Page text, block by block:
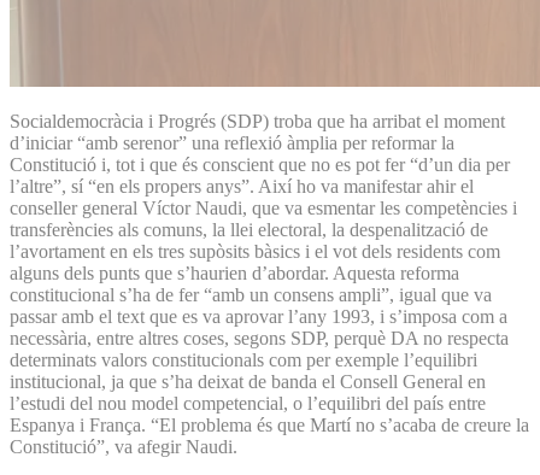
Socialdemocràcia i Progrés (SDP) troba que ha arribat el moment
d’iniciar “amb serenor” una reflexió àmplia per reformar la
Constitució i, tot i que és conscient que no es pot fer “d’un dia per
l’altre”, sí “en els propers anys”. Així ho va manifestar ahir el
conseller general Víctor Naudi, que va esmentar les competències i
transferències als comuns, la llei electoral, la despenalització de
l’avortament en els tres supòsits bàsics i el vot dels residents com
alguns dels punts que s’haurien d’abordar. Aquesta reforma
constitucional s’ha de fer “amb un consens ampli”, igual que va
passar amb el text que es va aprovar l’any 1993, i s’imposa com a
necessària, entre altres coses, segons SDP, perquè DA no respecta
determinats valors constitucionals com per exemple l’equilibri
institucional, ja que s’ha deixat de banda el Consell General en
l’estudi del nou model competencial, o l’equilibri del país entre
Espanya i França. “El problema és que Martí no s’acaba de creure la
Constitució”, va afegir Naudi.